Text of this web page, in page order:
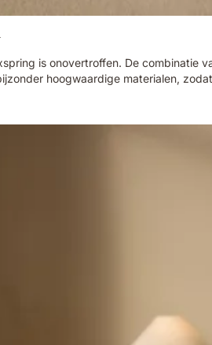
is onovertroffen. De
hoogwaardige materialen,